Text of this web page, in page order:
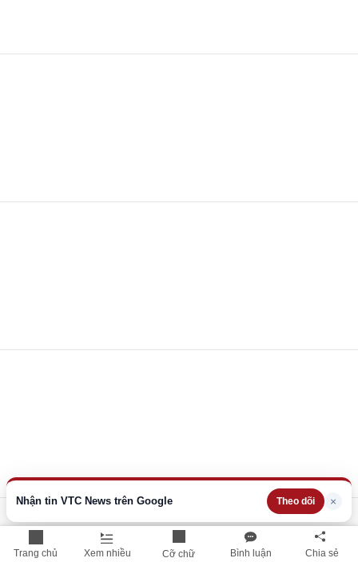
Trang chủ Xem nhiều Cỡ chữ Bình luận Chia sẻ
Nhận tin VTC News trên Google Theo dõi ×